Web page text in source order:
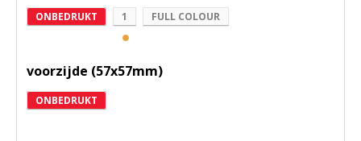
ONBEDRUKT 1 FULL COLOUR
voorzijde (57x57mm)
ONBEDRUKT